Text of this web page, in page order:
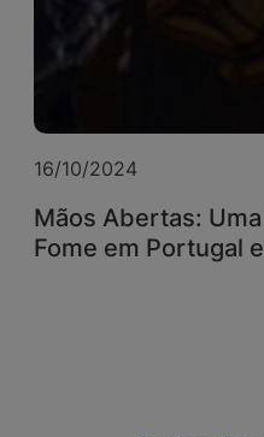
16/10/2024
Mãos Abertas:
Fome em Portugal